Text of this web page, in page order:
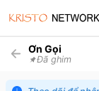
Ơn Gọi
Đã ghim